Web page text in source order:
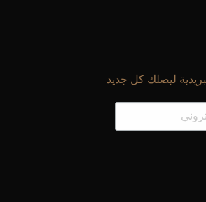
ليصلك كل جديد